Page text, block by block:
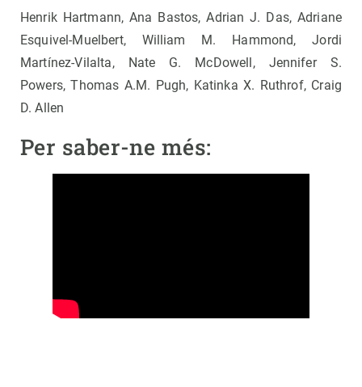
Henrik Hartmann, Ana Bastos, Adrian J. Das, Adriane
Esquivel-Muelbert, William M. Hammond, Jordi
Martínez-Vilalta, Nate G. McDowell, Jennifer S.
Powers, Thomas A.M. Pugh, Katinka X. Ruthrof, Craig
D. Allen
Per saber-ne més: